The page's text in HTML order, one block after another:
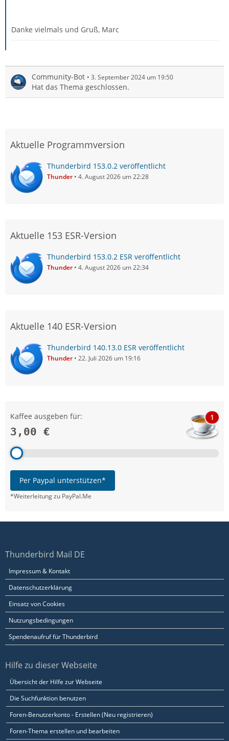
Danke vielmals und Gruß, Marc
Community-Bot 3. September 2024 um 19:50
Hat das Thema geschlossen.
Aktuelle Programmversion
Thunderbird 153.0.2 veröffentlicht
Thunder 4. August 2026 um 22:28
Aktuelle 153 ESR-Version
Thunderbird 153.0.2 ESR veröffentlicht
Thunder 4. August 2026 um 22:34
Aktuelle 140 ESR-Version
Thunderbird 140.13.0 ESR veröffentlicht
Thunder 22. Juli 2026 um 19:16
Kaffee ausgeben für:
3,00 €
1
Per Paypal unterstützen*
*Weiterleitung zu PayPal.Me
Thunderbird Mail DE
Impressum & Kontakt
Datenschutzerklärung
Einsatz von Cookies
Nutzungsbedingungen
Spendenaufruf für Thunderbird
Hilfe zu dieser Webseite
Übersicht der Hilfe zur Webseite
Die Suchfunktion benutzen
Foren-Benutzerkonto - Erstellen (Neu registrieren)
Foren-Thema erstellen und bearbeiten